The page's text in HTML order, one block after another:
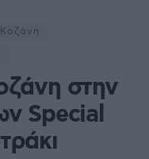
Κοζάνη
στην
Special